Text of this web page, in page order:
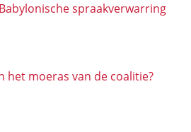
spraakverwar­ring
moeras van de coalitie?